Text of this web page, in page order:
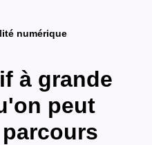
numérique
à grande
peut